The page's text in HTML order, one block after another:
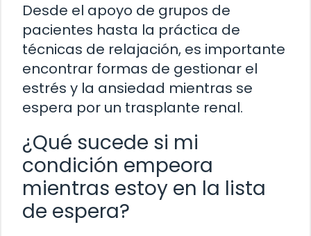
Desde el apoyo de grupos de
pacientes hasta la práctica de
técnicas de relajación, es importante
encontrar formas de gestionar el
estrés y la ansiedad mientras se
espera por un trasplante renal.
¿Qué sucede si mi
condición empeora
mientras estoy en la lista
de espera?